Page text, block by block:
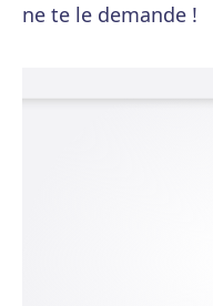
ne te le demande !